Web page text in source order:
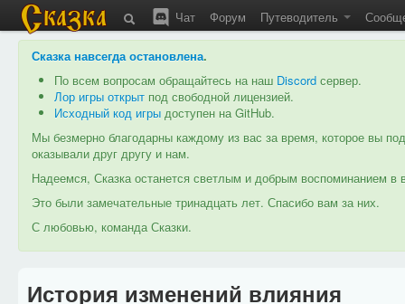
Чат Форум Путеводитель
Сказка навсегда остановлена.
По всем вопросам обращайтесь на наш Discord сервер.
Лор игры открыт под свободной лицензией.
Исходный код игры доступен на GitHub.
Мы безмерно благодарны каждому из вас за время, которое вы
оказывали друг другу и нам.
Надеемся, Сказка останется светлым и добрым воспоминанием
Это были замечательные тринадцать лет. Спасибо вам за них.
С любовью, команда Сказки.
История изменений влияния